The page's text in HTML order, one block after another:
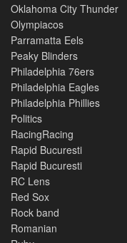
Oklahoma City Thunder
Olympiacos
Parramatta Eels
Peaky Blinders
Philadelphia 76ers
Philadelphia Eagles
Philadelphia Phillies
Politics
RacingRacing
Rapid Bucuresti
Rapid Bucuresti
RC Lens
Red Sox
Rock band
Romanian